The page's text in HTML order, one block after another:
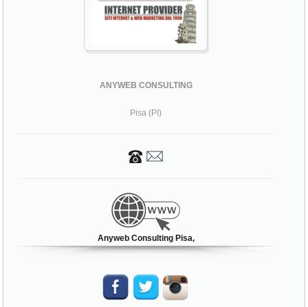
ANYWEB CONSULTING
Pisa (PI)
Anyweb Consulting Pisa,